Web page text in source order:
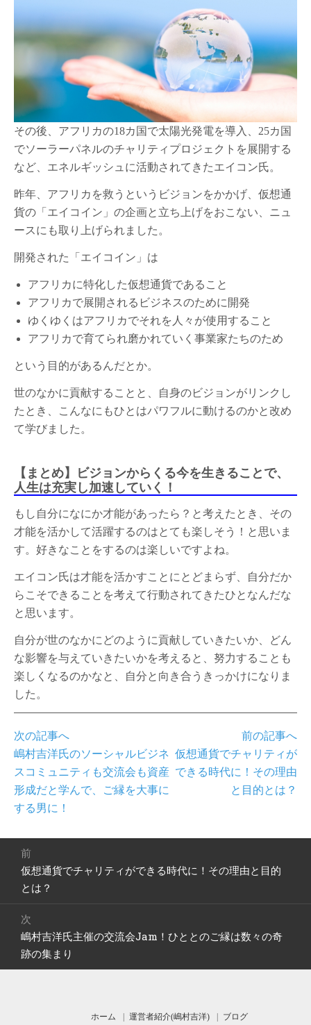
その後、アフリカの18カ国で太陽光発電を導入、25カ国
でソーラーパネルのチャリティプロジェクトを展開する
など、エネルギッシュに活動されてきたエイコン氏。
昨年、アフリカを救うというビジョンをかかげ、仮想通
貨の「エイコイン」の企画と立ち上げをおこない、ニュ
ースにも取り上げられました。
開発された「エイコイン」は
アフリカに特化した仮想通貨であること
アフリカで展開されるビジネスのために開発
ゆくゆくはアフリカでそれを人々が使用すること
アフリカで育てられ磨かれていく事業家たちのため
という目的があるんだとか。
世のなかに貢献することと、自身のビジョンがリンクし
たとき、こんなにもひとはパワフルに動けるのかと改め
て学びました。
【まとめ】ビジョンからくる今を生きることで、
人生は充実し加速していく！
もし自分になにか才能があったら？と考えたとき、その
才能を活かして活躍するのはとても楽しそう！と思いま
す。好きなことをするのは楽しいですよね。
エイコン氏は才能を活かすことにとどまらず、自分だか
らこそできることを考えて行動されてきたひとなんだな
と思います。
自分が世のなかにどのように貢献していきたいか、どん
な影響を与えていきたいかを考えると、努力することも
楽しくなるのかなと、自分と向き合うきっかけになりま
した。
前の記事へ
仮想通貨でチャリティが
できる時代に！その理由
と目的とは？
次の記事へ
嶋村吉洋氏のソーシャルビジネ
スコミュニティも交流会も資産
形成だと学んで、ご縁を大事に
する男に！
前
前
の
稿:
仮想通貨でチャリティができる時代に！その理由と目的
とは？
次
次
の
投
嶋村吉洋氏主催の交流会Jam！ひととのご縁は数々の奇
跡の集まり
ホーム 運営者紹介(嶋村吉洋) ブログ